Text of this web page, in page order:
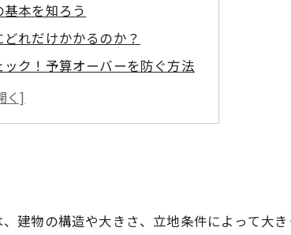
本を知ろう
れだけかかるのか？
ク！予算オーバーを防ぐ方法
用を節約するポイント
ムーズに成功させる秘訣
を解消する完全ガイド
物の構造や大きさ、立地条件によって大き